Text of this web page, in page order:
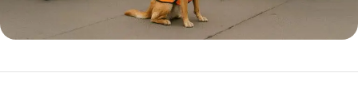
5% korting met code